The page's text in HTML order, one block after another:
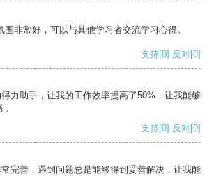
非常好，可以与其他学习者交流学习心得。
支持[0] 反对[0]
力助手，让我的工作效率提高了50%，让我能够
支持[0] 反对[0]
完善，遇到问题总是能够得到妥善解决，让我能